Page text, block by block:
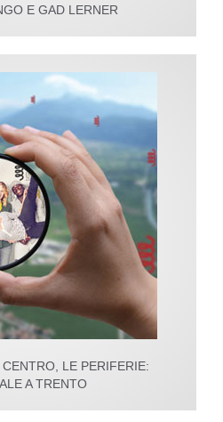
E GAD LERNER
LE PERIFERIE:
A TRENTO